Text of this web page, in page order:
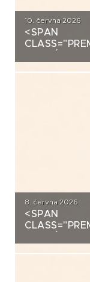
10. června 2026
<SPAN
8. června 2026
<SPAN